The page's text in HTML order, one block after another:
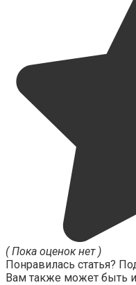
( Пока оценок нет )
Понравилась статья?
Вам также может быть